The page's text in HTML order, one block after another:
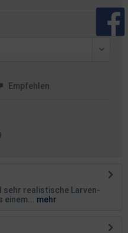
Empfehlen
sehr realistische Larven-
mehr